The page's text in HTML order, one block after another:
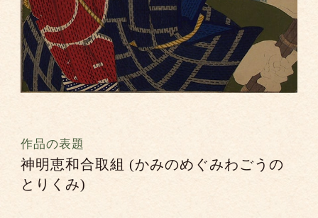
作品の表題
神明恵和合取組 (かみのめぐみわごうの
とりくみ)